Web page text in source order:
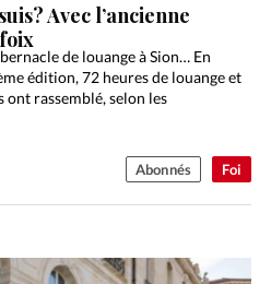
Foi
Avec l’ancienne
de louange à Sion… En
édition, 72 heures de louange et
rassemblé, selon les
Abonnés